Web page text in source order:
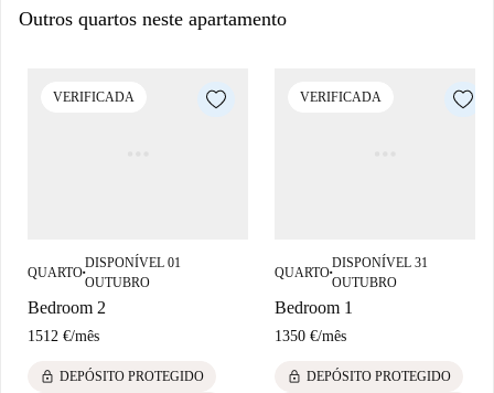
Outros quartos neste apartamento
VERIFICADA
QUARTO■
DISPONÍVEL 01
OUTUBRO
Bedroom 2
1512 €/mês
lock DEPÓSITO PROTEGIDO
VERIFICADA
QUARTO■
DISPONÍVEL 31
OUTUBRO
Bedroom 1
1350 €/mês
lock DEPÓSITO PROTEGIDO